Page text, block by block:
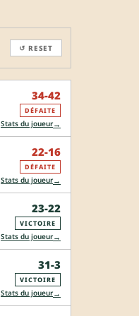
↺ RESET
34-42
DÉFAITE
Stats du joueur→
22-16
DÉFAITE
Stats du joueur→
23-22
VICTOIRE
Stats du joueur→
31-3
VICTOIRE
Stats du joueur→